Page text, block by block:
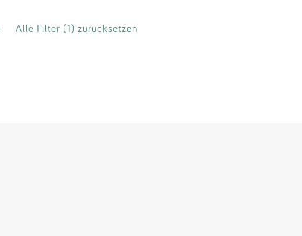
Alle Filter (1) zurücksetzen